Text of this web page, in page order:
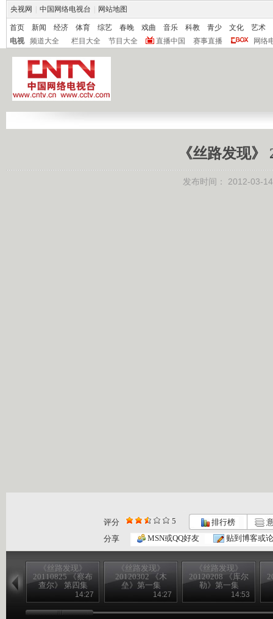
央视网 中国网络电视台 网站地图
首页 新闻 经济 体育 综艺 春晚 戏曲 音乐 科教 青少 文化
艺术
电视
频道大全 栏目大全 节目大全 直播中国 赛事直播 网络
《丝路发现》
发布时间： 2012-03-
评分 5 排行榜
分享
MSN或QQ好友 贴到博客或
《丝路发现》
20110825 《察布
查尔》 第四集
14:27
《丝路发现》
20120302 《木
垒》第一集
14:27
《丝路发现》
20120208 《库尔
勒》第一集
14:53